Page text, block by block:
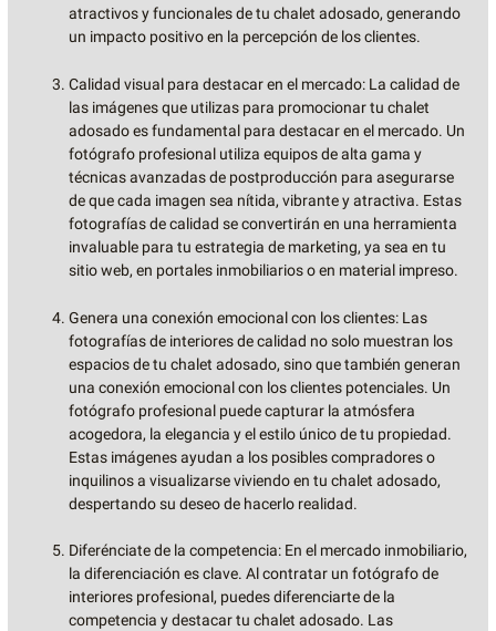
atractivos y funcionales de tu chalet adosado, generando
un impacto positivo en la percepción de los clientes.
Calidad visual para destacar en el mercado: La calidad de
las imágenes que utilizas para promocionar tu chalet
adosado es fundamental para destacar en el mercado. Un
fotógrafo profesional utiliza equipos de alta gama y
técnicas avanzadas de postproducción para asegurarse
de que cada imagen sea nítida, vibrante y atractiva. Estas
fotografías de calidad se convertirán en una herramienta
invaluable para tu estrategia de marketing, ya sea en tu
sitio web, en portales inmobiliarios o en material impreso.
Genera una conexión emocional con los clientes: Las
fotografías de interiores de calidad no solo muestran los
espacios de tu chalet adosado, sino que también generan
una conexión emocional con los clientes potenciales. Un
fotógrafo profesional puede capturar la atmósfera
acogedora, la elegancia y el estilo único de tu propiedad.
Estas imágenes ayudan a los posibles compradores o
inquilinos a visualizarse viviendo en tu chalet adosado,
despertando su deseo de hacerlo realidad.
Diferénciate de la competencia: En el mercado inmobiliario,
la diferenciación es clave. Al contratar un fotógrafo de
interiores profesional, puedes diferenciarte de la
competencia y destacar tu chalet adosado. Las